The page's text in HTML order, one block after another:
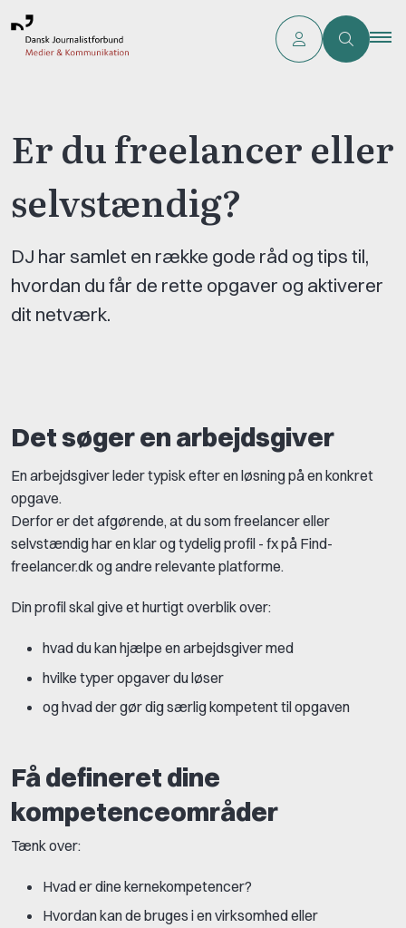
Er du freelancer eller
selvstændig?
DJ har samlet en række gode råd og tips til,
hvordan du får de rette opgaver og aktiverer
dit netværk.
Det søger en arbejdsgiver
En arbejdsgiver leder typisk efter en løsning på en konkret
opgave.
Derfor er det afgørende, at du som freelancer eller
selvstændig har en klar og tydelig profil - fx på Find-
freelancer.dk og andre relevante platforme.
Din profil skal give et hurtigt overblik over:
hvad du kan hjælpe en arbejdsgiver med
hvilke typer opgaver du løser
og hvad der gør dig særlig kompetent til opgaven
Få defineret dine
kompetenceområder
Tænk over:
Hvad er dine kernekompetencer?
Hvordan kan de bruges i en virksomhed eller